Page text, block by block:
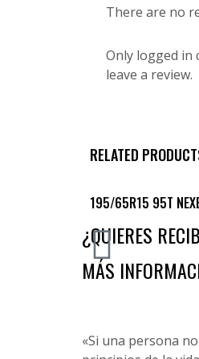
There are no
Only logged in
leave a review.
RELATED
195/65R15 95T
¿QUIERES
MÁS
«Si una persona